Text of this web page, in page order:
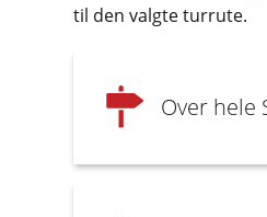
til den valgte turrute.
Over hele